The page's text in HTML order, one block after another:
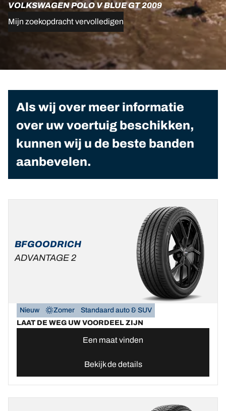
VOLKSWAGEN POLO V BLUE GT 2009
Mijn zoekopdracht vervolledigen
Als wij over meer informatie
over uw voertuig beschikken,
kunnen wij u de beste banden
aanbevelen.
BFGOODRICH
ADVANTAGE 2
Nieuw Zomer
Standaard auto & SUV
LAAT DE WEG UW VOORDEEL ZIJN
Een maat vinden
Bekijk de details